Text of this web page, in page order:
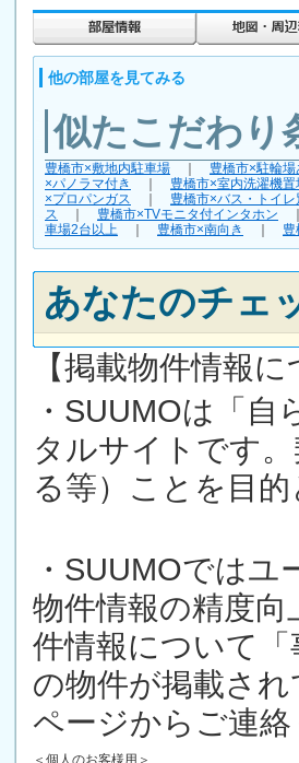
他の部屋を見てみる
似たこだわり
豊橋市×敷地内駐車場 ｜ 豊橋市×駐輪場
×パノラマ付き
｜ 豊橋市×室内洗濯機置
×プロパンガス
｜ 豊橋市×バス・トイレ
ス
｜ 豊橋市×TVモニタ付インタホン
車場2台以上 ｜ 豊橋市×南向き ｜ 豊
あなたのチェ
【掲載物件情報に
・SUUMOは「
タルサイトです
る等）ことを目
・SUUMOでは
物件情報の精度
件情報について
の物件が掲載さ
ページからご連
＜個人のお客様用＞